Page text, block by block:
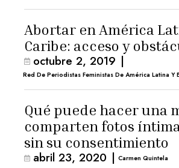
Abortar en América
Caribe: acceso y
octubre 2, 2019 |
Red De Periodistas Feministas De América Latina Y
Qué puede hacer una
comparten fotos
sin su consentimiento
abril 23, 2020 | Carmen Quintela